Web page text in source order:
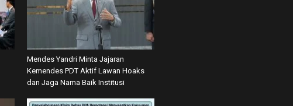
Mendes Yandri Minta Jajaran
Kemendes PDT Aktif Lawan Hoaks
dan Jaga Nama Baik Institusi